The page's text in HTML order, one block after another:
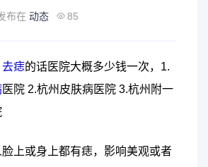
布在 动态 85
去痣的话医院大概多少钱一次，1.
医院 2.杭州皮肤病医院 3.杭州附一
上或身上都有痣，影响美观或者